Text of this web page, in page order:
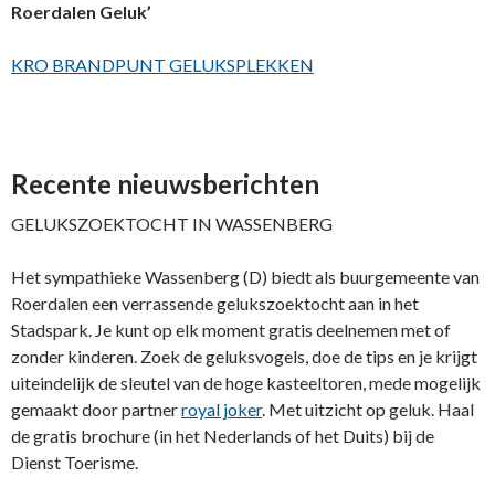
Roerdalen Geluk’
KRO BRANDPUNT GELUKSPLEKKEN
Recente nieuwsberichten
GELUKSZOEKTOCHT IN WASSENBERG
Het sympathieke Wassenberg (D) biedt als buurgemeente van
Roerdalen een verrassende gelukszoektocht aan in het
Stadspark. Je kunt op elk moment gratis deelnemen met of
zonder kinderen. Zoek de geluksvogels, doe de tips en je krijgt
uiteindelijk de sleutel van de hoge kasteeltoren, mede mogelijk
gemaakt door partnerroyal joker. Met uitzicht op geluk. Haal
de gratis brochure (in het Nederlands of het Duits) bij de
Dienst Toerisme.